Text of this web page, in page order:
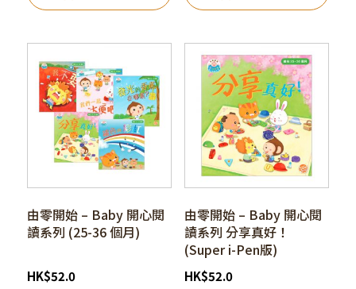
由零開始 – Baby 開心閱
讀系列 (25-36 個月)
HK$52.0
由零開始 – Baby 開心閱
讀系列 分享真好！
(Super i-Pen版)
HK$52.0